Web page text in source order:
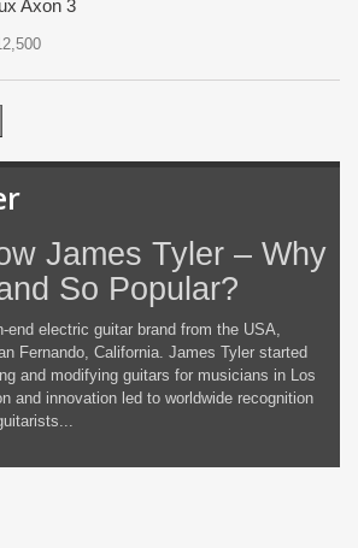
Reduced price!